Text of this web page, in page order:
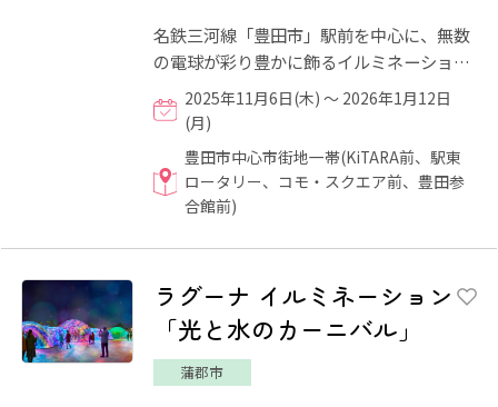
名鉄三河線「豊田市」駅前を中心に、無数
の電球が彩り豊かに飾るイルミネーション
イベントです。 名鉄豊田市駅前ロータリ
ー、コモスクエア前、KiT...
2025年11月6日(木) ～ 2026年1月12日
(月)
豊田市中心市街地一帯(KiTARA前、駅東
ロータリー、コモ・スクエア前、豊田参
合館前)
ラグーナ イルミネーション
「光と水のカーニバル」
蒲郡市